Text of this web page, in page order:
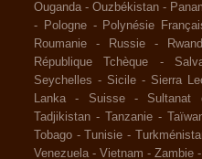
Ouganda -Ouzbékistan -
-
Pologne - Polynésie
Roumanie
- Russie -
République Tchèque
-
Seychelles - Sicile - Sierra
Lanka
- Suisse - Sultanat
Tadjikistan - Tanzanie -
Tobago - Tunisie -
Venezuela - Vietnam - Zambie -